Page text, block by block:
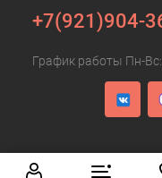
+7(921)904-
График работы Пн-